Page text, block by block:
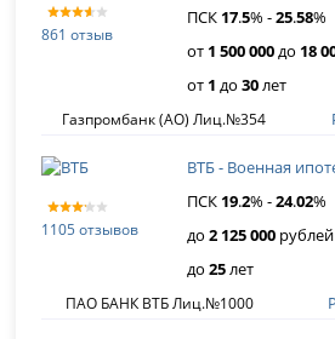
861 отзыв
ПСК 17.5% -25.58%
от 1 500 000до 18
от 1 до30лет
Газпромбанк (АО) Лиц.№354
1105 отзывов
ВТБ - Военная
ПСК 19.2% -24.02%
до2 125 000 рублей
до25лет
ПАО БАНК ВТБ Лиц.№1000